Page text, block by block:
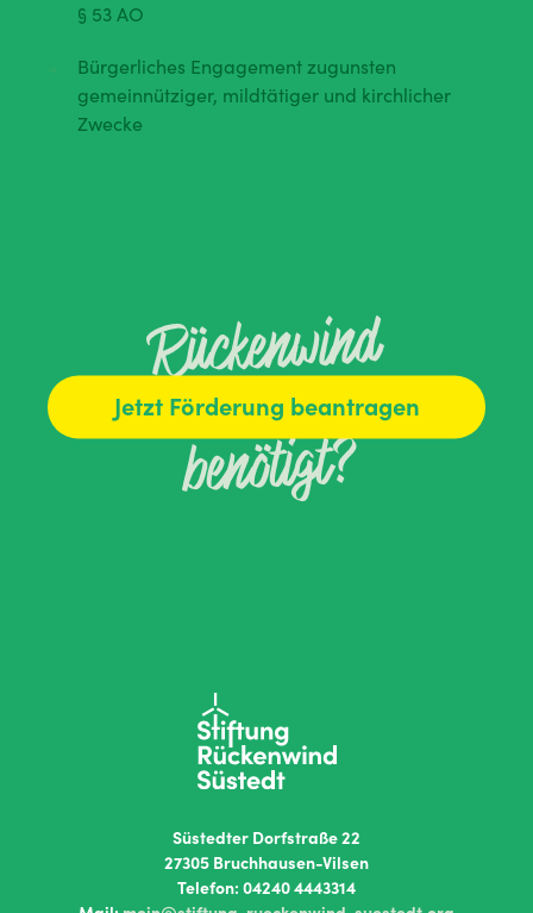
§ 53 AO
Bürgerliches Engagement zugunsten
gemeinnütziger, mildtätiger und kirchlicher
Zwecke
Rückenwind
benötigt?
Jetzt Förderung beantragen
Süstedter Dorfstraße 22
27305 Bruchhausen-Vilsen
Telefon: 04240 4443314